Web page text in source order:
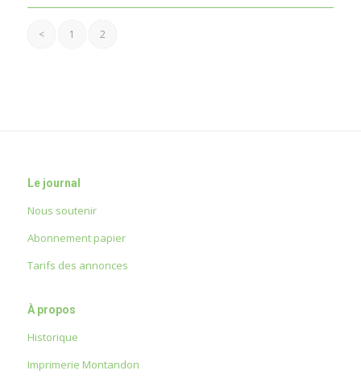
< 1 2
Le journal
Nous soutenir
Abonnement papier
Tarifs des annonces
À propos
Historique
Imprimerie Montandon